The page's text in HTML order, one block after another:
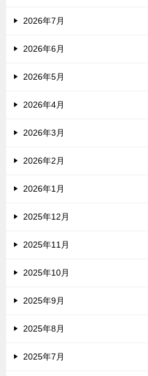
2026年7月
2026年6月
2026年5月
2026年4月
2026年3月
2026年2月
2026年1月
2025年12月
2025年11月
2025年10月
2025年9月
2025年8月
2025年7月